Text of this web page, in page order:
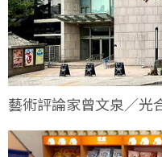
藝術評論家曾文泉／光